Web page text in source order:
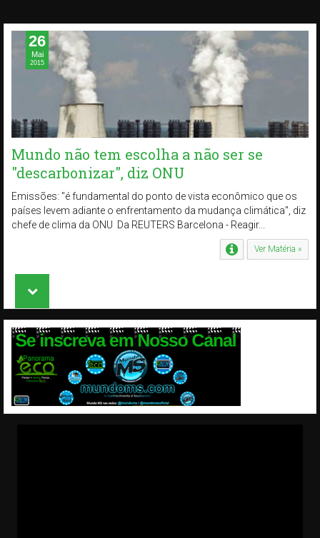
Mundo não tem escolha a não ser se
"descarbonizar", diz ONU
Emissões: "é fundamental do ponto de vista econômico que os
países levem adiante o enfrentamento da mudança climática", diz
chefe de clima da ONU Da REUTERS Barcelona - Reagir...
Ver Matéria »
26
Mai
2015